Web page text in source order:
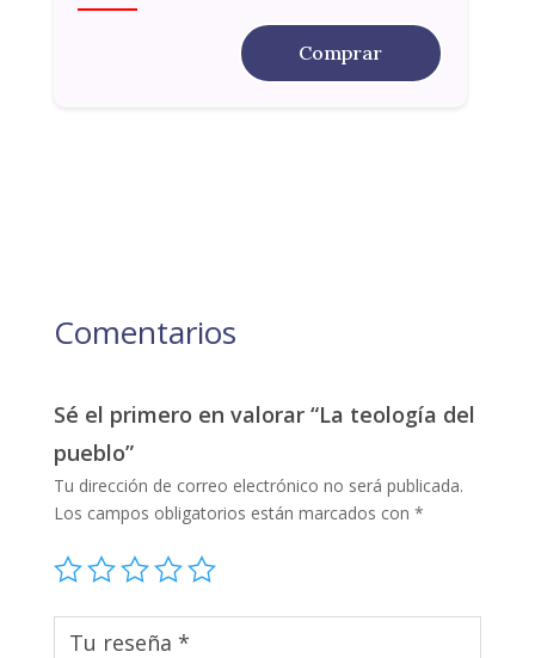
Comprar
Comentarios
Sé el primero en valorar “La teología del
pueblo”
Tu dirección de correo electrónico no será publicada.
Los campos obligatorios están marcados con *